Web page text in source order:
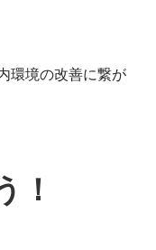
環境の改善に繋が
！